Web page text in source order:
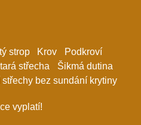
strop Krov
Podkroví
střecha
Šikmá dutina
bez sundání krytiny
vyplatí!